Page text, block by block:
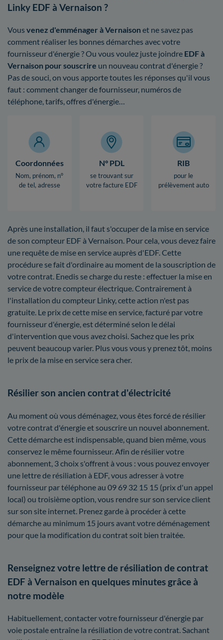
Linky EDF à Vernaison ?
Vous venez d'emménager à Vernaison et ne savez pas
comment réaliser les bonnes démarches avec votre
fournisseur d'énergie ? Ou vous voulez juste joindre EDF à
Vernaison pour souscrire un nouveau contrat d'énergie ?
Pas de souci, on vous apporte toutes les réponses qu'il vous
faut : comment changer de fournisseur, numéros de
téléphone, tarifs, offres d'énergie…
Coordonnées
Nom, prénom, n°
de tel, adresse
N° PDL
se trouvant sur
votre facture EDF
RIB
pour le
prélèvement auto
Après une installation, il faut s'occuper de la mise en service
de son compteur EDF à Vernaison. Pour cela, vous devez faire
une requête de mise en service auprès d'EDF. Cette
procédure se fait d'ordinaire au moment de la souscription de
votre contrat. Enedis se charge du reste : effectuer la mise en
service de votre compteur électrique. Contrairement à
l'installation du compteur Linky, cette action n'est pas
gratuite. Le prix de cette mise en service, facturé par votre
fournisseur d'énergie, est déterminé selon le délai
d'intervention que vous avez choisi. Sachez que les prix
peuvent beaucoup varier. Plus vous vous y prenez tôt, moins
le prix de la mise en service sera cher.
Résilier son ancien contrat d'électricité
Au moment où vous déménagez, vous êtes forcé de résilier
votre contrat d'énergie et souscrire un nouvel abonnement.
Cette démarche est indispensable, quand bien même, vous
conservez le même fournisseur. Afin de résilier votre
abonnement, 3 choix s'offrent à vous : vous pouvez envoyer
une lettre de résiliation à EDF, vous adresser à votre
fournisseur par téléphone au 09 69 32 15 15 (prix d'un appel
local) ou troisième option, vous rendre sur son service client
sur son site internet. Prenez garde à procéder à cette
démarche au minimum 15 jours avant votre déménagement
pour que la modification du contrat soit bien traitée.
Renseignez votre lettre de résiliation de contrat
EDF à Vernaison en quelques minutes grâce à
notre modèle
Habituellement, contacter votre fournisseur d'énergie par
voie postale entraîne la résiliation de votre contrat. Sachant